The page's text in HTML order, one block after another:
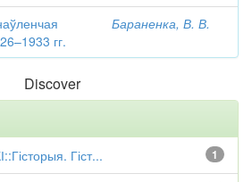
гг.
Бараненка, В. В.
Discover
1
Гіст...